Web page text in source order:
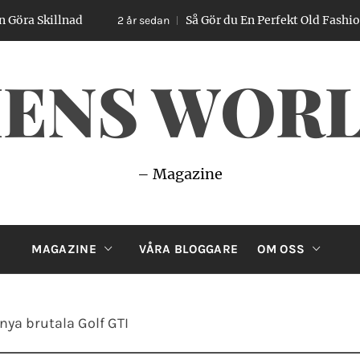
2 år sedan Så Gör du En Perfekt Old Fashioned –
– Magazine
MAGAZINE VÅRA BLOGGARE OM OSS
brutala Golf GTI